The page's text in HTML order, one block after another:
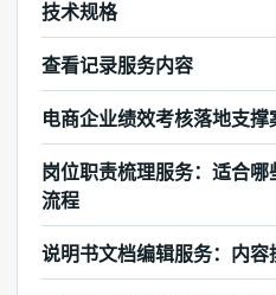
技术规格
查看记录服务内容
电商企业绩效考核落地支撑
岗位职责梳理服务：适合
流程
说明书文档编辑服务：内